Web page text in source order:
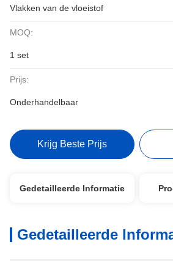
Vlakken van de vloeistof
MOQ:
1 set
Prijs:
Onderhandelbaar
Krijg Beste Prijs
Gedetailleerde Informatie
Gedetailleerde